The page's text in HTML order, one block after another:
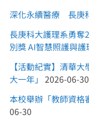
深化永續醫療 長庚
長庚科大護理系勇奪
別獎 AI智慧照護與
【活動紀實】清華
大一年」
2026-06-30
本校舉辦「教師資格
06-30